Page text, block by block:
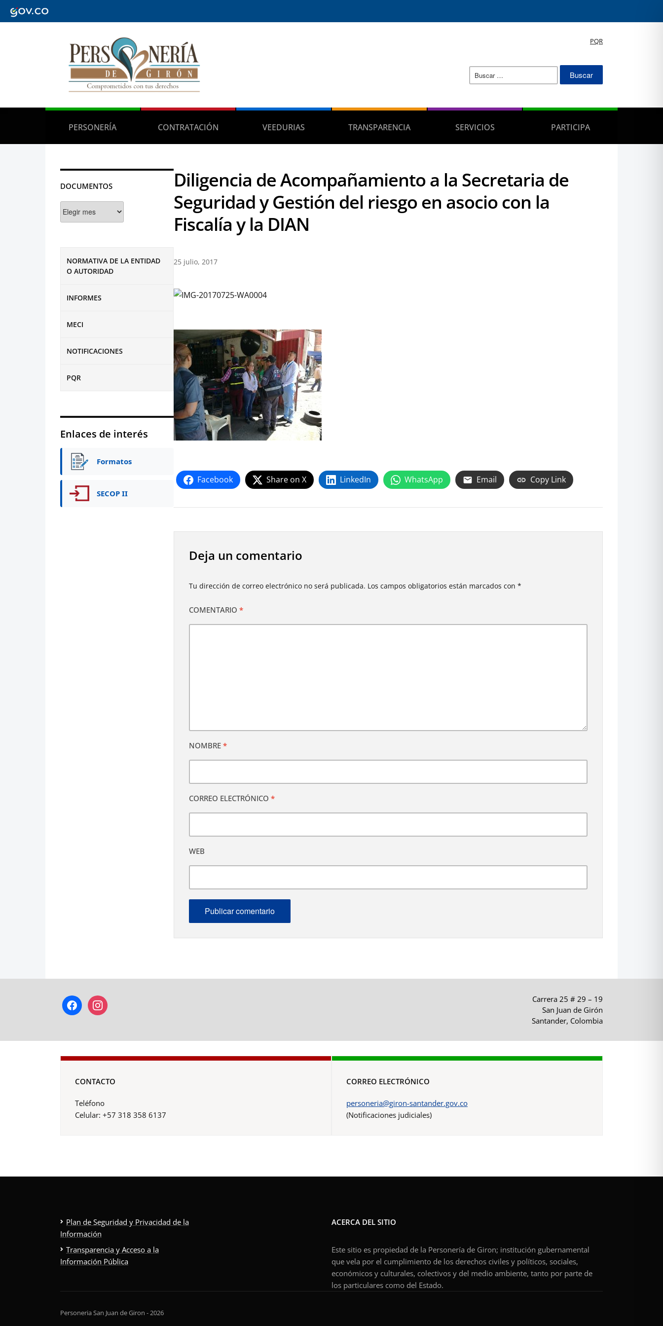
PQR
Buscar:
PERSONERÍA CONTRATACIÓN VEEDURIAS TRANSPARENCIA SERVICIOS PARTICIPA
DOCUMENTOS
NORMATIVA DE LA ENTIDAD
O AUTORIDAD
INFORMES
MECI
NOTIFICACIONES
PQR
Enlaces de interés
Formatos
SECOP II
Diligencia de Acompañamiento a la Secretaria de
Seguridad y Gestión del riesgo en asocio con la
Fiscalía y la DIAN
25 julio, 2017
Facebook Share on X LinkedIn WhatsApp Email Copy Link
Deja un comentario
Tu dirección de correo electrónico no será publicada. Los campos obligatorios están marcados con *
COMENTARIO *
NOMBRE *
CORREO ELECTRÓNICO *
WEB
facebookinstagram
Carrera 25 # 29 – 19
San Juan de Girón
Santander, Colombia
CONTACTO
Teléfono
Celular: +57 318 358 6137
CORREO ELECTRÓNICO
personeria@giron-santander.gov.co
(Notificaciones judiciales)
Plan de Seguridad y Privacidad de la
Información
Transparencia y Acceso a la
Información Pública
ACERCA DEL SITIO
Este sitio es propiedad de la Personería de Giron; institución gubernamental
que vela por el cumplimiento de los derechos civiles y políticos, sociales,
económicos y culturales, colectivos y del medio ambiente, tanto por parte de
los particulares como del Estado.
Personeria San Juan de Giron - 2026